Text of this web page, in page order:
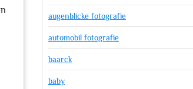
augenblicke fotografie
automobil fotografie
baarck
baby